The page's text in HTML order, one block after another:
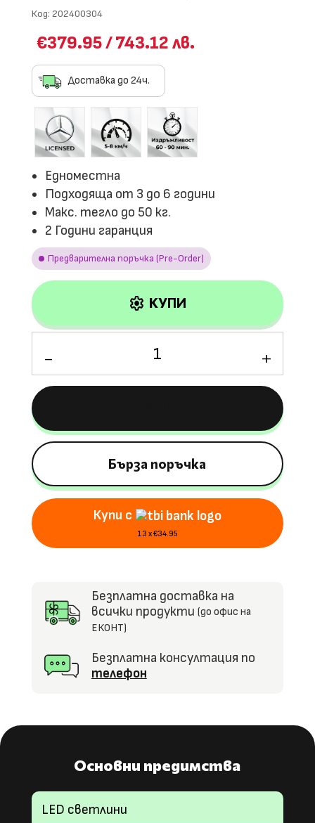
5.00 от 5,
на
потребите
оценки
Код: 202400304
€379.95/743.12 лв.
Доставка до 24ч.
Едноместна
Подходяща от 3 до 6 години
Макс. тегло до 50 кг.
2 Години гаранция
Предварителна поръчка (Pre-Order)
settings КУПИ
Лицензирана
Акумулаторна
Кола
Mercedes-
Benz
EQS
2026,
250W,
12V/7Ah,
EVA
гуми,
2.4G
Бърза поръчка
Купи с
13 x €34.95
Безплатна доставка на
всички продукти (до офис на
ЕКОНТ)
Безплатна консултация по
телефон
Основни предимства
LED светлини